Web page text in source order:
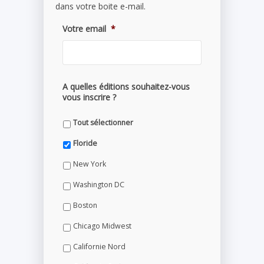
dans votre boite e-mail.
Votre email *
A quelles éditions souhaitez-vous
vous inscrire ?
Tout sélectionner
Floride
New York
Washington DC
Boston
Chicago Midwest
Californie Nord